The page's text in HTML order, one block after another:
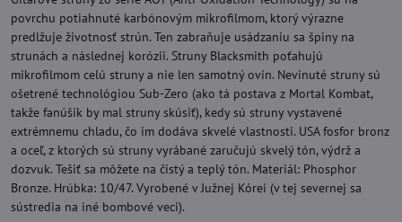
povrchu potiahnuté karbónovým mikrofilmom, ktorý výrazne
predlžuje životnosť strún. Ten zabraňuje usádzaniu sa špiny na
strunách a následnej korózii. Struny Blacksmith poťahujú
mikrofilmom celú struny a nie len samotný ovin. Nevinuté struny sú
ošetrené technológiou Sub-Zero (ako tá postava z Mortal Kombat,
takže fanúšik by mal struny skúsiť), kedy sú struny vystavené
extrémnemu chladu, čo im dodáva skvelé vlastnosti. USA fosfor bronz
a oceľ, z ktorých sú struny vyrábané zaručujú skvelý tón, výdrž a
dozvuk. Tešiť sa môžete na čistý a teplý tón. Materiál: Phosphor
Bronze. Hrúbka: 10/47. Vyrobené v Južnej Kórei (v tej severnej sa
sústredia na iné bombové veci).